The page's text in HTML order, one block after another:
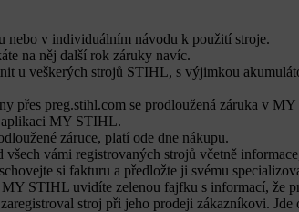
nebo v individuálním návodu k použití stroje.
na něj další rok záruky navíc.
u veškerých strojů STIHL, s výjimkou
přes preg.stihl.com se prodloužená záruka v
aplikaci MY STIHL.
záruce, platí ode dne nákupu.
všech vámi registrovaných strojů včetně
si fakturu a předložte ji svému
STIHL uvidíte zelenou fajfku s informací, že
stroj při jeho prodeji zákazníkovi.